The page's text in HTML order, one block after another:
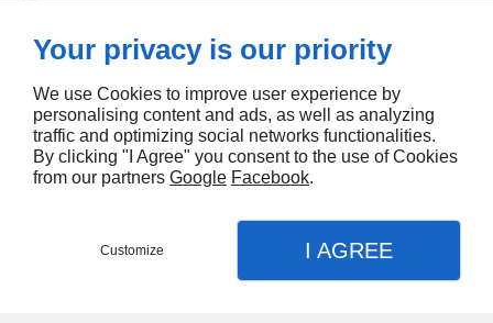
Your privacy is our priority
We use Cookies to improve user experience by
personalising content and ads, as well as analyzing
traffic and optimizing social networks functionalities.
By clicking "I Agree" you consent to the use of Cookies
from our partners Google Facebook.
Customize I AGREE